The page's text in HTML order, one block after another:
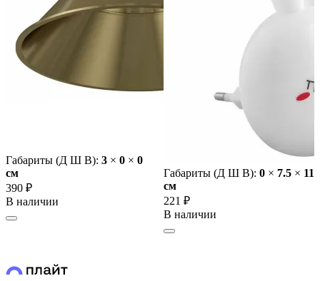
Габариты (Д Ш В): 3 × 0 × 0
cм
390 ₽
В наличии
Габариты (Д Ш В): 0 × 7.5 × 11
cм
221 ₽
В наличии